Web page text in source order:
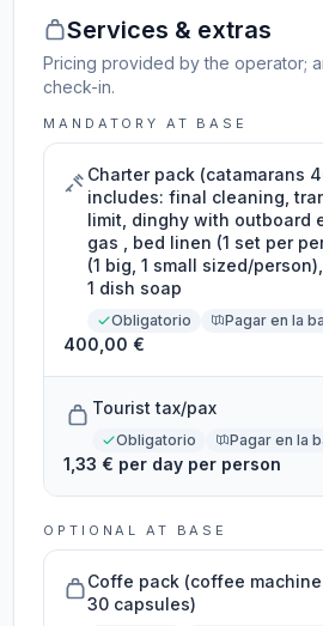
Services & extras
Pricing provided by the operator;
check-in.
MANDATORY AT BASE
Charter pack (catamarans
includes: final cleaning,
limit, dinghy with outboard
gas , bed linen (1 set per
(1 big, 1 small sized/
1 dish soap
Obligatorio Pagar en la
400,00 €
Tourist tax/pax
Obligatorio Pagar en la
1,33 € per day per person
OPTIONAL AT BASE
Coffe pack (coffee
30 capsules)